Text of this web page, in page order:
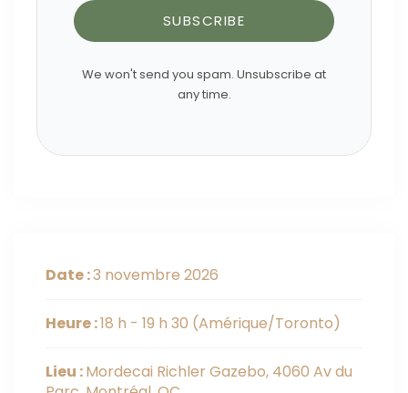
SUBSCRIBE
We won't send you spam. Unsubscribe at
any time.
Date :3 novembre 2026
Heure :18 h - 19 h 30 (Amérique/Toronto)
Lieu :Mordecai Richler Gazebo, 4060 Av du